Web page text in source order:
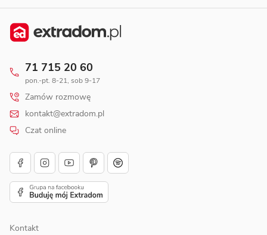
71 715 20 60
pon.-pt. 8-21, sob 9-17
Zamów rozmowę
kontakt@extradom.pl
Czat online
Kontakt